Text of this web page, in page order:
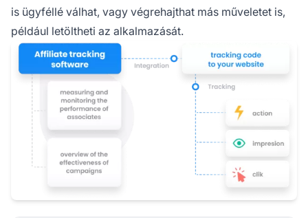
is ügyféllé válhat, vagy végrehajthat más műveletet is,
például letöltheti az alkalmazását.